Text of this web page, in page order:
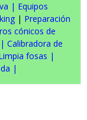
| Equipos
| Preparación
cónicos de
| Calibradora de
fosas |
|